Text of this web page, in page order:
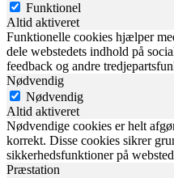
Funktionel
Altid aktiveret
Funktionelle cookies hjælper
dele webstedets indhold på
feedback og andre
Nødvendig
Nødvendig
Altid aktiveret
Nødvendige cookies er helt
korrekt. Disse cookies sikrer
sikkerhedsfunktioner på
Præstation